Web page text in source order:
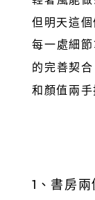
但明天這個
每一處細
的完善契合
和顏值兩
1、書房